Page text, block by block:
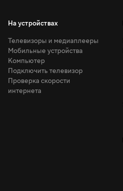
На устройствах
Телевизоры и медиаплееры
Мобильные устройства
Компьютер
Подключить телевизор
Проверка скорости
интернета